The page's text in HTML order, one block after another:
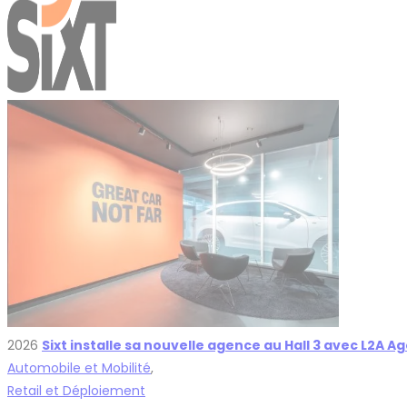
2026 Sixt installe sa nouvelle agence au Hall 3 avec L2A
Automobile et Mobilité,
Retail et Déploiement